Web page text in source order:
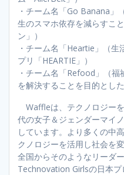
・チーム名「Go Banana」
生のスマホ依存を減らすこ
ン」）
・チーム名「Heartie」（
プリ「HEARTIE」）
・チーム名「Refood」（
を解決することを目的とした
Waffleは、テクノロジー
代の女子＆ジェンダーマイ
しています。より多くの中
クノロジーを活用し社会を
全国からそのようなリーダ
Technovation Girlsの日本プ